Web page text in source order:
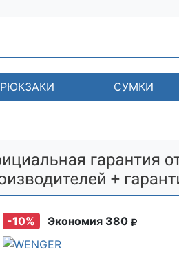
РЮКЗАКИ СУМКИ
-10% Экономия 380